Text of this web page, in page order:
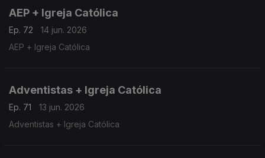
AEP + Igreja Católica
Ep. 72
14 jun. 2026
AEP + Igreja Católica
Adventistas + Igreja Católica
Ep. 71
13 jun. 2026
Adventistas + Igreja Católica